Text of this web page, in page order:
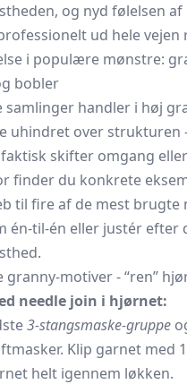
og nyd følelsen
ud hele vejen
i populære mønstre:
bobler
samlinger handler i høj
uhindret over strukturen
skifter omgang
finder du konkrete
til fire af de mest brugte
én-til-én eller justér efter
granny-motiver - “ren”
needle join i hjørnet:
3-stangsmaske-gruppe
Klip garnet med
helt igennem løkken.